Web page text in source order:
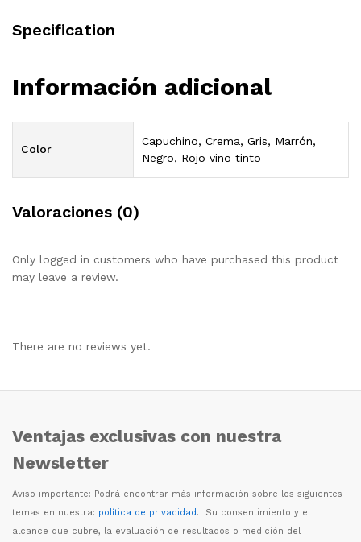
Specification
Información adicional
Color
Capuchino, Crema, Gris, Marrón,
Negro, Rojo vino tinto
Valoraciones (0)
Only logged in customers who have purchased this product
may leave a review.
There are no reviews yet.
Ventajas exclusivas con nuestra
Newsletter
Aviso importante: Podrá encontrar más información sobre los siguientes
temas en nuestra: política de privacidad. Su consentimiento y el
alcance que cubre, la evaluación de resultados o medición del